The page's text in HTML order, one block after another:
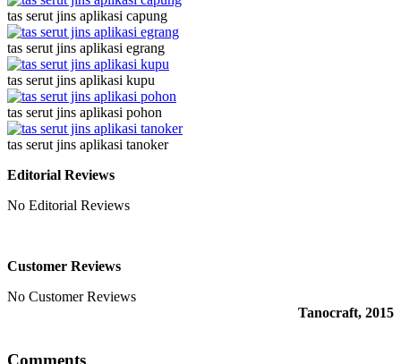
tas serut jins aplikasi capung
tas serut jins aplikasi egrang
tas serut jins aplikasi kupu
tas serut jins aplikasi pohon
tas serut jins aplikasi tanoker
Editorial Reviews
No Editorial Reviews
Customer Reviews
No Customer Reviews
Tanocraft, 2015